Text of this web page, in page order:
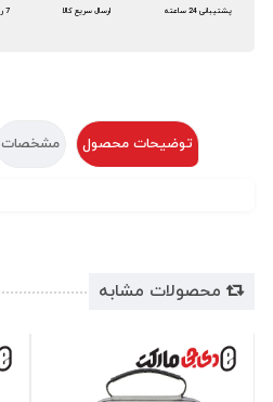
7 روز ضمانت بازگشت ارسال سریع کالا پشتیبانی 24 ساعته
توضیحات محصول مشخصات
محصولات مشابه